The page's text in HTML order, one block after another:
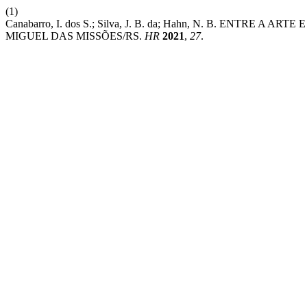
(1)
Canabarro, I. dos S.; Silva, J. B. da; Hahn, N. B. ENTRE A
MIGUEL DAS MISSÕES/RS. HR 2021, 27.